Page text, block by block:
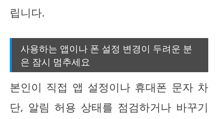
립니다.
사용하는 앱이나 폰 설정 변경이 두려운 분
은 잠시 멈추세요
본인이 직접 앱 설정이나 휴대폰 문자 차
단, 알림 허용 상태를 점검하거나 바꾸기